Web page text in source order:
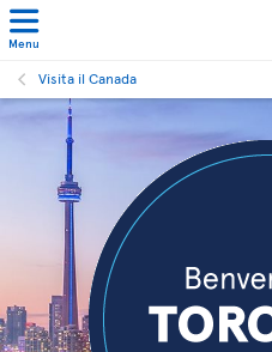
Menu
Visita il Canada